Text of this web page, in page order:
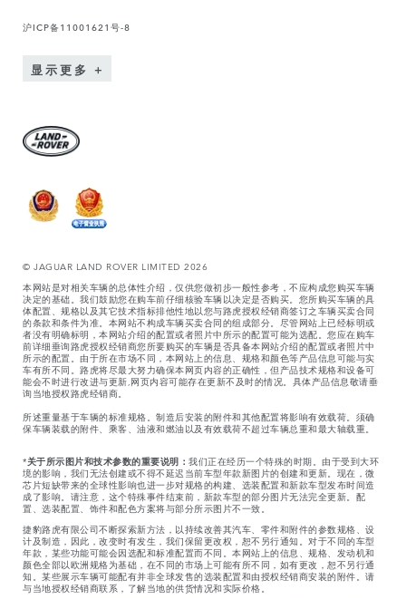
沪ICP备11001621号-8
显示更多
© JAGUAR LAND ROVER LIMITED 2026
本网站是对相关车辆的总体性介绍，仅供您做初步一般性参考，不应构成您购买车辆
决定的基础。我们鼓励您在购车前仔细核验车辆以决定是否购买。您所购买车辆的具
体配置、规格以及其它技术指标排他性地以您与路虎授权经销商签订之车辆买卖合同
的条款和条件为准。本网站不构成车辆买卖合同的组成部分。尽管网站上已经标明或
者没有明确标明，本网站介绍的配置或者照片中所示的配置可能为选配。您应在购车
前详细垂询路虎授权经销商您所要购买的车辆是否具备本网站介绍的配置或者照片中
所示的配置。由于所在市场不同，本网站上的信息、规格和颜色等产品信息可能与实
车有所不同。路虎将尽最大努力确保本网页内容的正确性，但产品技术规格和设备可
能会不时进行改进与更新,网页内容可能存在更新不及时的情况。具体产品信息敬请垂
询当地授权路虎经销商。
所述重量基于车辆的标准规格。制造后安装的附件和其他配置将影响有效载荷。须确
保车辆装载的附件、乘客、油液和燃油以及有效载荷不超过车辆总重和最大轴载重。
*关于所示图片和技术参数的重要说明： 我们正在经历一个特殊的时期。由于受到大环
境的影响，我们无法创建或不得不延迟当前车型年款新图片的创建和更新。现在，微
芯片短缺带来的全球性影响也进一步对规格的构建、选装配置和新款车型发布时间造
成了影响。请注意，这个特殊事件结束前，新款车型的部分图片无法完全更新。配
置、选装配置、饰件和配色方案将与部分所示图片不一致。
捷豹路虎有限公司不断探索新方法，以持续改善其汽车、零件和附件的参数规格、设
计及制造，因此，改变时有发生，我们保留更改权，恕不另行通知。对于不同的车型
年款，某些功能可能会因选配和标准配置而不同。本网站上的信息、规格、发动机和
颜色全部以欧洲规格为基础，在不同的市场上可能有所不同，如有更改，恕不另行通
知。某些展示车辆可能配有并非全球发售的选装配置和由授权经销商安装的附件。请
与当地授权经销商联系，了解当地的供货情况和实际价格。